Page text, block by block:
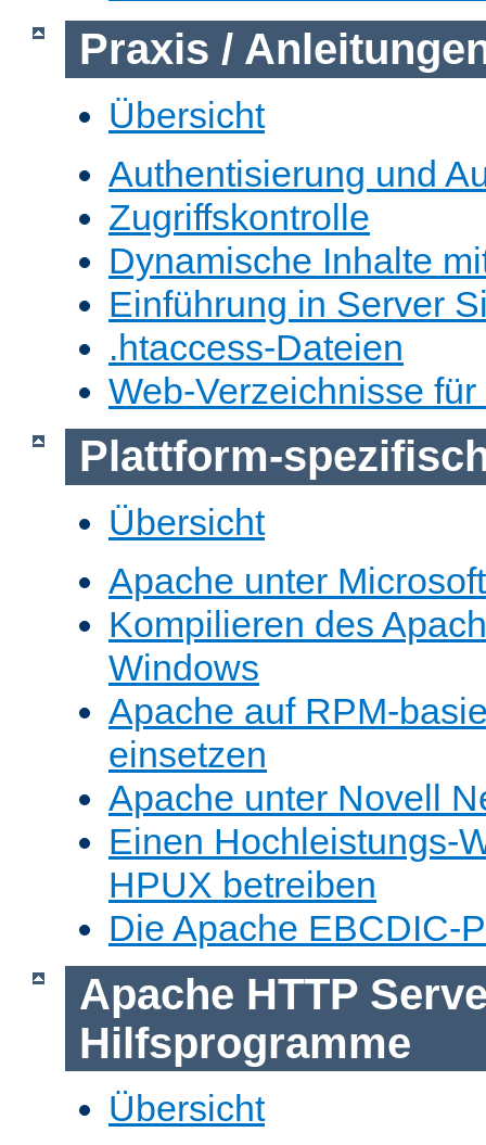
Praxis /
Übersicht
Authentisierung und
Zugriffskontrolle
Dynamische Inhalte
Einführung in Server
.htaccess-Dateien
Web-Verzeichnisse
Plattform-
Übersicht
Apache unter
Kompilieren des
Windows
Apache auf RPM-
einsetzen
Apache unter Novell
Einen Hochleistungs-
HPUX betreiben
Die Apache EBCDIC-
Apache HTTP
Hilfsprogramme
Übersicht